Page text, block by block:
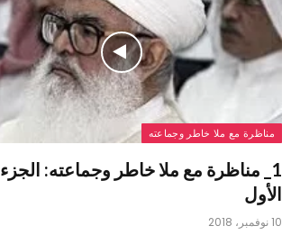
مناظرة مع ملا خاطر وجماعته
1_ مناظرة مع ملا خاطر وجماعته: الجزء
الأول
10 نوفمبر، 2018